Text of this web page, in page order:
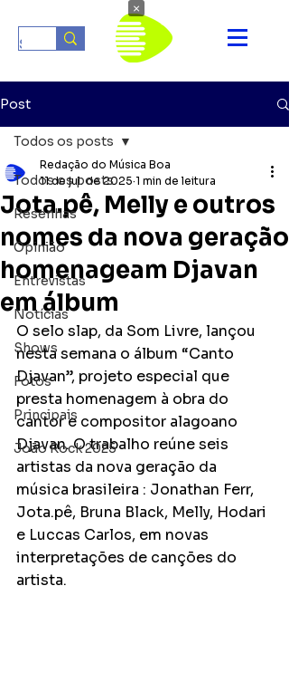
Post
Todos os posts
Resenhas
Opinião
Entrevistas
Notícias
Shows
Fotos
Principais
João Rock 2025
Todos os posts
Jota.pê, Melly e outros
nomes da nova geração
homenageam Djavan
em álbum
Redação do Música Boa
11 de jul. de 2025 1 min de leitura
O selo slap, da Som Livre, lançou
nesta semana o álbum “Canto
Djavan”, projeto especial que
presta homenagem à obra do
cantor e compositor alagoano
Djavan. O trabalho reúne seis
artistas da nova geração da
música brasileira : Jonathan Ferr,
Jota.pê, Bruna Black, Melly, Hodari
e Luccas Carlos, em novas
interpretações de canções do
artista.
×